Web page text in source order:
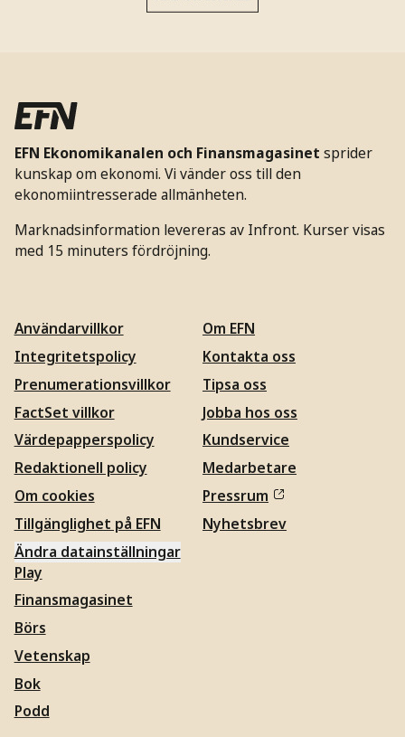
EFN Ekonomikanalen och Finansmagasinet sprider
kunskap om ekonomi. Vi vänder oss till den
ekonomiintresserade allmänheten.
Marknadsinformation levereras av Infront. Kurser visas
med 15 minuters fördröjning.
Användarvillkor
Integritetspolicy
Prenumerationsvillkor
FactSet villkor
Värdepapperspolicy
Redaktionell policy
Om cookies
Tillgänglighet på EFN
Ändra datainställningar
Om EFN
Kontakta oss
Tipsa oss
Jobba hos oss
Kundservice
Medarbetare
Pressrum
Nyhetsbrev
Play
Finansmagasinet
Börs
Vetenskap
Bok
Podd